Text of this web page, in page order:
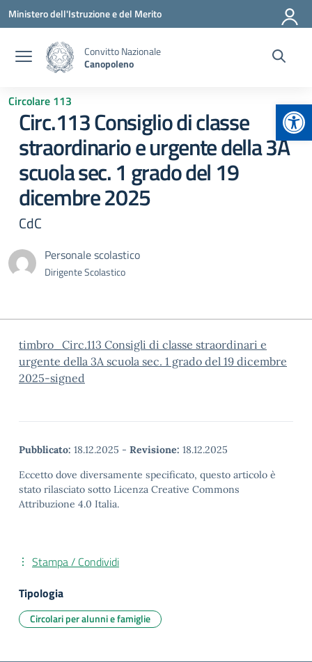
Vai ai contenuti
Vai al menu di navigazione
Vai al footer
Ministero dell'Istruzione e del Merito
Convitto Nazionale
Canopoleno
Circolare 113
Circ.113 Consiglio di classe
straordinario e urgente della 3A
scuola sec. 1 grado del 19
dicembre 2025
CdC
Personale scolastico
Dirigente Scolastico
timbro_Circ.113 Consigli di classe straordinari e
urgente della 3A scuola sec. 1 grado del 19 dicembre
2025-signed
Pubblicato: 18.12.2025 - Revisione: 18.12.2025
Eccetto dove diversamente specificato, questo articolo è
stato rilasciato sotto Licenza Creative Commons
Attribuzione 4.0 Italia.
Stampa / Condividi
Tipologia
Circolari per alunni e famiglie